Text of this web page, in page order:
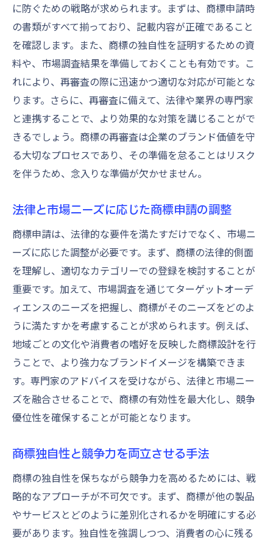
に防ぐための戦略が求められます。まずは、商標申請時
の書類がすべて揃っており、記載内容が正確であること
を確認します。また、商標の独自性を証明するための資
料や、市場調査結果を準備しておくことも有効です。こ
れにより、再審査の際に迅速かつ適切な対応が可能とな
ります。さらに、再審査に備えて、法律や業界の専門家
と連携することで、より効果的な対策を講じることがで
きるでしょう。商標の再審査は企業のブランド価値を守
る大切なプロセスであり、その準備を怠ることはリスク
を伴うため、念入りな準備が欠かせません。
法律と市場ニーズに応じた商標申請の調整
商標申請は、法律的な要件を満たすだけでなく、市場ニ
ーズに応じた調整が必要です。まず、商標の法律的側面
を理解し、適切なカテゴリーでの登録を検討することが
重要です。加えて、市場調査を通じてターゲットオーデ
ィエンスのニーズを把握し、商標がそのニーズをどのよ
うに満たすかを考慮することが求められます。例えば、
地域ごとの文化や消費者の嗜好を反映した商標設計を行
うことで、より強力なブランドイメージを構築できま
す。専門家のアドバイスを受けながら、法律と市場ニー
ズを融合させることで、商標の有効性を最大化し、競争
優位性を確保することが可能となります。
商標独自性と競争力を両立させる手法
商標の独自性を保ちながら競争力を高めるためには、戦
略的なアプローチが不可欠です。まず、商標が他の製品
やサービスとどのように差別化されるかを明確にする必
要があります。独自性を強調しつつ、消費者の心に残る